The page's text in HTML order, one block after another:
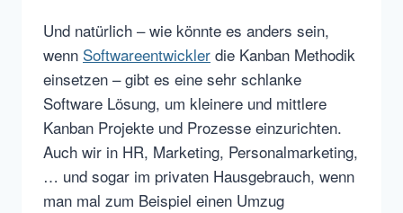
Und natürlich – wie könnte es anders sein,
wenn Softwareentwickler die Kanban Methodik
einsetzen – gibt es eine sehr schlanke
Software Lösung, um kleinere und mittlere
Kanban Projekte und Prozesse einzurichten.
Auch wir in HR, Marketing, Personalmarketing,
… und sogar im privaten Hausgebrauch, wenn
man mal zum Beispiel einen Umzug